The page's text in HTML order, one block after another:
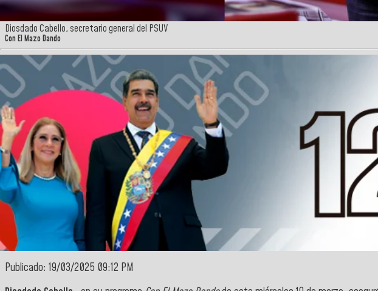
Diosdado Cabello, secretario general del PSUV
Con El Mazo Dando
Publicado: 19/03/2025 09:12 PM